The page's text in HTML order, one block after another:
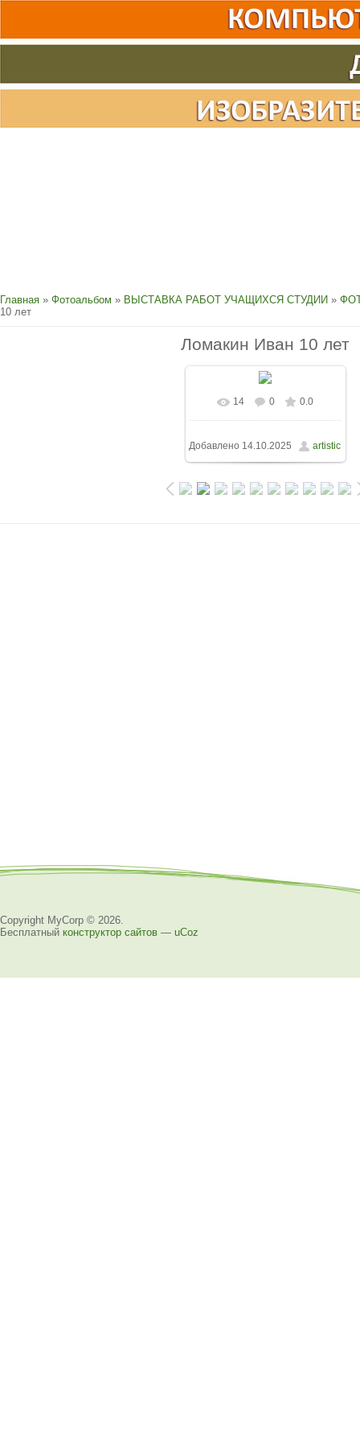
Главная » Фотоальбом » ВЫСТАВКА РАБОТ УЧАЩИХСЯ СТУДИИ »
10 лет
Ломакин Иван 10 лет
14 0 0.0
Добавлено 14.10.2025 artistic
Copyright MyCorp © 2026
Бесплатный конструктор сайтов — uCoz